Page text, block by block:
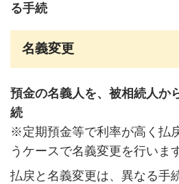
る手続
名義変更
預金の名義人を、被相続人か
続
※定期預金等で利率が高く払
うケースで名義変更を行いま
払戻と名義変更は、異なる手